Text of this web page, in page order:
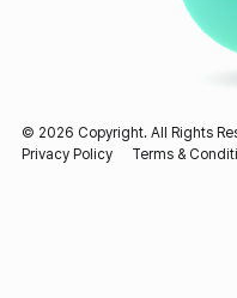
© 2026 Copyright. All Rights
Privacy Policy
Terms &